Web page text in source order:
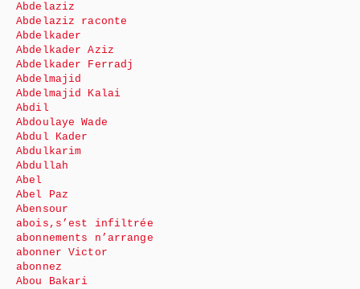
Abdelaziz
Abdelaziz raconte
Abdelkader
Abdelkader Aziz
Abdelkader Ferradj
Abdelmajid
Abdelmajid Kalai
Abdil
Abdoulaye Wade
Abdul Kader
Abdulkarim
Abdullah
Abel
Abel Paz
Abensour
abois,s’est infiltrée
abonnements n’arrange
abonner Victor
abonnez
Abou Bakari